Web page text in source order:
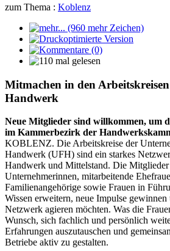
zum Thema : Koblenz
Mitmachen in den
Handwerk
Neue Mitglieder sind willkommen, um
im Kammerbezirk der
KOBLENZ. Die Arbeitskreise der
Handwerk (UFH) sind ein starkes
Handwerk und Mittelstand. Die Mitglieder
Unternehmerinnen, mitarbeitende
Familienangehörige sowie Frauen in
Wissen erweitern, neue Impulse gewinnen
Netzwerk agieren möchten. Was die
Wunsch, sich fachlich und persönlich
Erfahrungen auszutauschen und
Betriebe aktiv zu gestalten.